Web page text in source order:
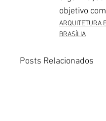
objetivo
ARQUITETURA
BRASÍLIA
Posts Relacionados